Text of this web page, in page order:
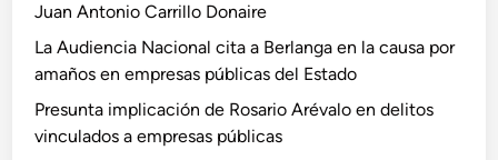
Juan Antonio Carrillo Donaire
La Audiencia Nacional cita a Berlanga en la causa por
amaños en empresas públicas del Estado
Presunta implicación de Rosario Arévalo en delitos
vinculados a empresas públicas